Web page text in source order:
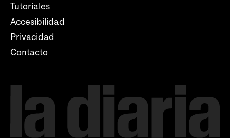
Tutoriales
Accesibilidad
Privacidad
Contacto